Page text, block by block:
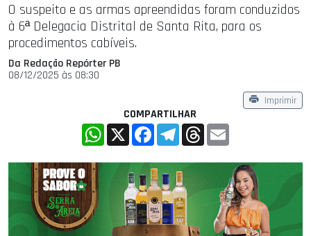
O suspeito e as armas apreendidas foram conduzidos
à 6ª Delegacia Distrital de Santa Rita, para os
procedimentos cabíveis.
Da Redação Repórter PB
08/12/2025 às 08:30
Imprimir
COMPARTILHAR
WhatsApp
X FacebookTelegramThreads